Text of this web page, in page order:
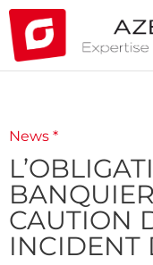
News *
CAUTION
INCIDENT